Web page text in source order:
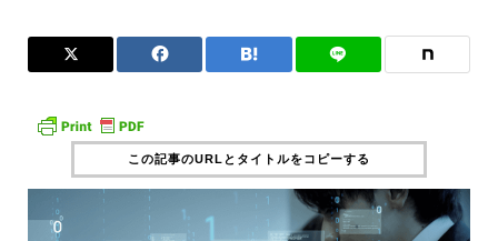
この記事のURLとタイトルをコピーする